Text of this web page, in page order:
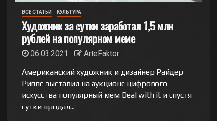
ВСЕ СТАТЬИ КУЛЬТУРА
Художник за сутки заработал 1,5 млн
рублей на популярном меме
06.03.2021
ArteFaktor
Американский художник и дизайнер Райдер
Риппс выставил на аукционе цифрового
искусства популярный мем Deal with it и спустя
сутки продал...